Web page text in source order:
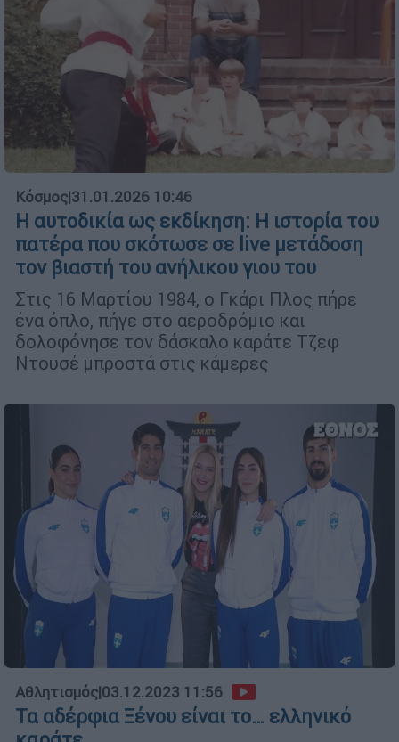
Κόσμος|31.01.2026 10:46
Η αυτοδικία ως εκδίκηση: Η ιστορία του
πατέρα που σκότωσε σε live μετάδοση
τον βιαστή του ανήλικου γιου του
Στις 16 Μαρτίου 1984, ο Γκάρι Πλος πήρε
ένα όπλο, πήγε στο αεροδρόμιο και
δολοφόνησε τον δάσκαλο καράτε Τζεφ
Ντουσέ μπροστά στις κάμερες
Αθλητισμός|03.12.2023 11:56
Τα αδέρφια Ξένου είναι το… ελληνικό